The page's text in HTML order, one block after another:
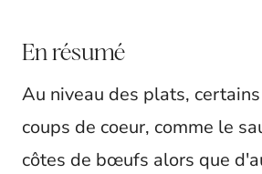
En résumé
Au niveau des plats,
coups de coeur, comme le
côtes de bœufs alors que